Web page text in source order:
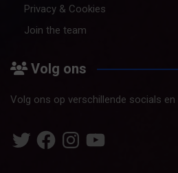
Privacy & Cookies
Join the team
Volg ons
Volg ons op verschillende socials
TwitterFacebookInstagram
YouTube